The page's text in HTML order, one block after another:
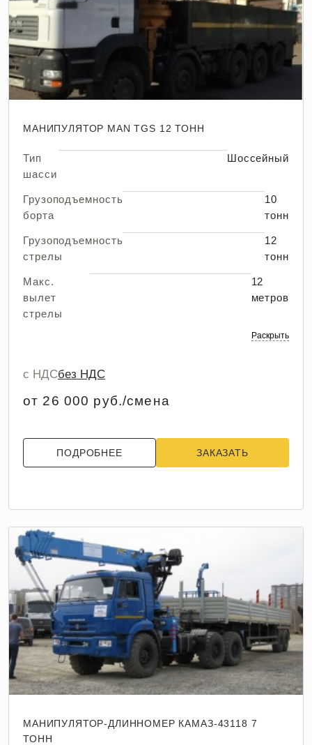
МАНИПУЛЯТОР MAN TGS 12 ТОНН
Тип
шасси
Шоссейный
Грузоподъемность
борта
10
тонн
Грузоподъемность
стрелы
12
тонн
Макс.
вылет
стрелы
12
метров
Раскрыть
с НДСбез НДС
от 26 000 руб./смена
ПОДРОБНЕЕ ЗАКАЗАТЬ
МАНИПУЛЯТОР-ДЛИННОМЕР КАМАЗ-43118 7
ТОНН